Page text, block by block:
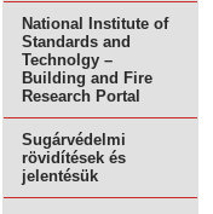
National Institute of
Standards and
Technolgy –
Building and Fire
Research Portal
Sugárvédelmi
rövidítések és
jelentésük